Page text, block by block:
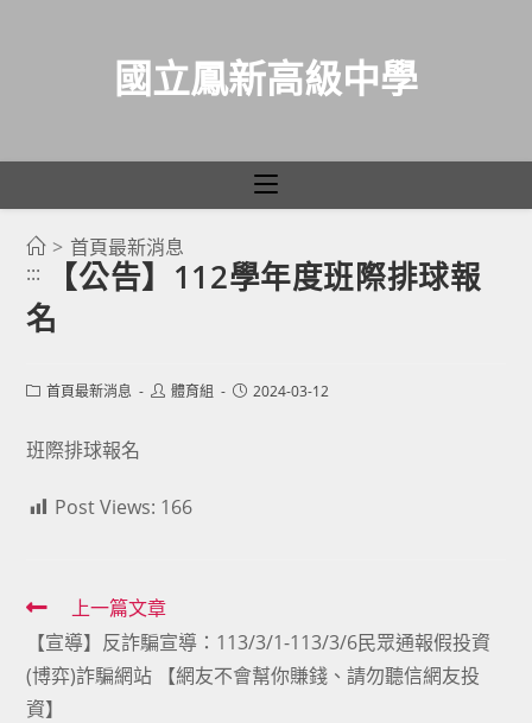
國立鳳新高級中學
> 首頁最新消息
:::
【公告】112學年度班際排球報
名
Post首頁最新消息
Post體育組
Post2024-03-12
班際排球報名
Post Views: 166
Read
more
articles
上一篇文章
【宣導】反詐騙宣導：113/3/1-113/3/6民眾通報假投資
(博弈)詐騙網站 【網友不會幫你賺錢、請勿聽信網友投
資】